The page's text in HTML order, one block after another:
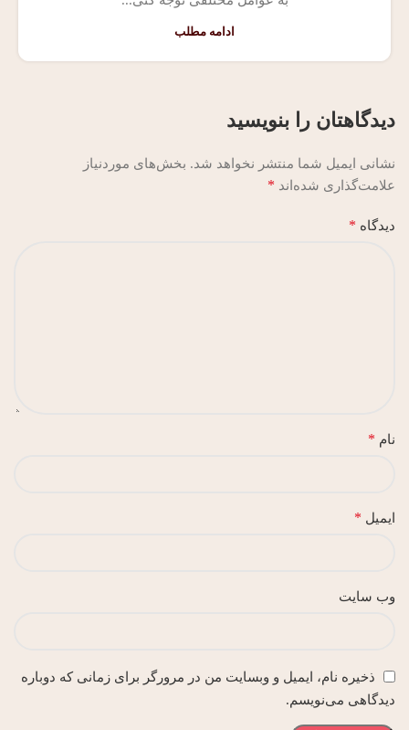
ادامه مطلب
دیدگاهتان را بنویسید
نشانی ایمیل شما منتشر نخواهد شد. بخش‌های موردنیاز
علامت‌گذاری شده‌اند *
دیدگاه *
نام *
ایمیل *
وب‌ سایت
ذخیره نام، ایمیل و وبسایت من در مرورگر برای زمانی که دوباره
دیدگاهی می‌نویسم.